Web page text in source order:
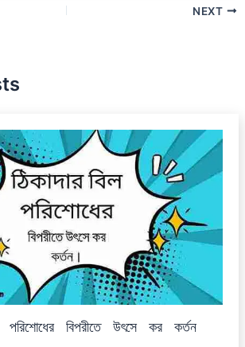
NEXT
পরিশোধের বিপরীতে উৎসে কর কর্তন